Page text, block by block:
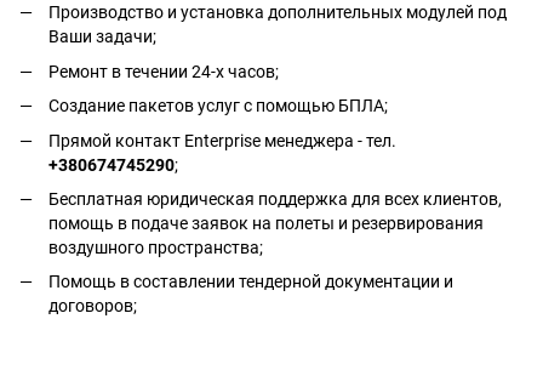
Производство и установка дополнительных модулей под
Ваши задачи;
Ремонт в течении 24-х часов;
Создание пакетов услуг с помощью БПЛА;
Прямой контакт Enterprise менеджера - тел.
+380674745290;
Бесплатная юридическая поддержка для всех клиентов,
помощь в подаче заявок на полеты и резервирования
воздушного пространства;
Помощь в составлении тендерной документации и
договоров;